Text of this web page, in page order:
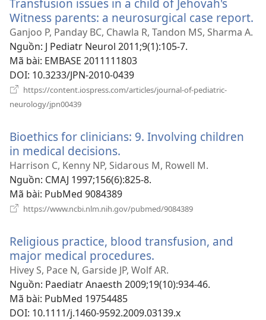
mới)
Transfusion issues in a child of Jehovah's
Witness parents: a neurosurgical case report.
Ganjoo P, Panday BC, Chawla R, Tandon MS, Sharma A.
Nguồn‎: J Pediatr Neurol 2011;9(1):105-7.
Mã bài‎: EMBASE 2011111803
DOI‎: 10.3233/JPN-2010-0439
https://content.iospress.com/articles/journal-of-pediatric-
neurology/jpn00439
mới)
Bioethics for clinicians: 9. Involving children
in medical decisions.
cửa
sổ
mới)
Harrison C, Kenny NP, Sidarous M, Rowell M.
Nguồn‎: CMAJ 1997;156(6):825-8.
Mã bài‎: PubMed 9084389
https://www.ncbi.nlm.nih.gov/pubmed/9084389
mới)
Religious practice, blood transfusion, and
major medical procedures.
cửa
sổ
Hivey S, Pace N, Garside JP, Wolf AR.
Nguồn‎: Paediatr Anaesth 2009;19(10):934-46.
Mã bài‎: PubMed 19754485
DOI‎: 10.1111/j.1460-9592.2009.03139.x